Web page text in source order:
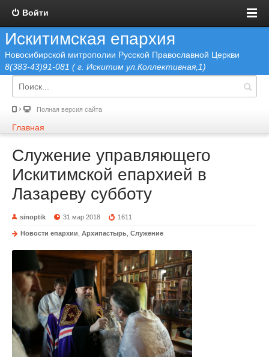
Войти
Искитимская епархия
Новосибирской митрополии Русской Православной Церкви
8(383-43)91-081 ( г. Искитим ул.Коллективная,1)
Полная версия сайта
Главная
Служение управляющего
Искитимской епархией в
Лазареву субботу
sinoptik 31 мар 2018 1611
Новости епархии Архипастырь Служение